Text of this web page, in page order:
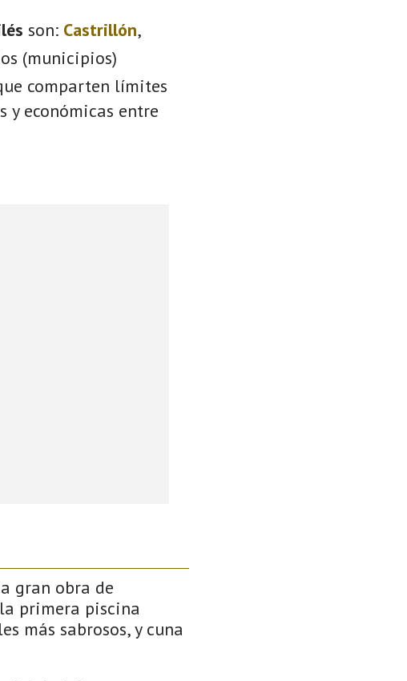
son: Castrillón,
(municipios)
comparten límites
económicas entre
gran obra de
primera piscina
más sabrosos, y cuna